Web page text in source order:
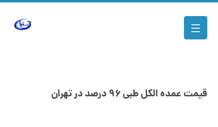
قیمت عمده الکل طبی ۹۶ درصد در تهران